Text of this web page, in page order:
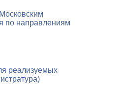
по направлениям
реализуемых